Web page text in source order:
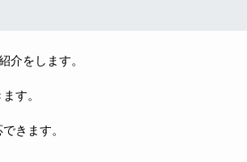
介をします。
す。
きます。